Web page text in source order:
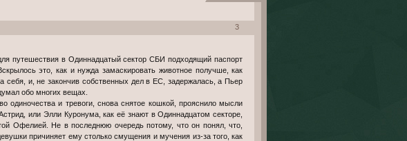
3
путешествия в Одиннадцатый сектор СБИ подходящий паспорт
это, как и нужда замаскировать животное получше, как
себя, и, не закончив собственных дел в ЕС, задержалась, а Пьер
обо многих вещах.
одиночества и тревоги, снова снятое кошкой, прояснило мысли
или Элли Куронума, как её знают в Одиннадцатом секторе,
Офелией. Не в последнюю очередь потому, что он понял, что,
причиняет ему столько смущения и мучения из-за того, как